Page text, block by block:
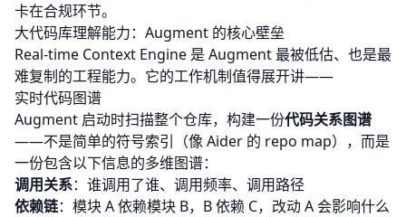
卡在合规环节。
大代码库理解能力：Augment 的核心壁垒
Real-time Context Engine 是 Augment 最被低估、也是最
难复制的工程能力。它的工作机制值得展开讲——
实时代码图谱
Augment 启动时扫描整个仓库，构建一份代码关系图谱
——不是简单的符号索引（像 Aider 的 repo map），而是
一份包含以下信息的多维图谱：
调用关系：谁调用了谁、调用频率、调用路径
依赖链：模块 A 依赖模块 B，B 依赖 C，改动 A 会影响什么